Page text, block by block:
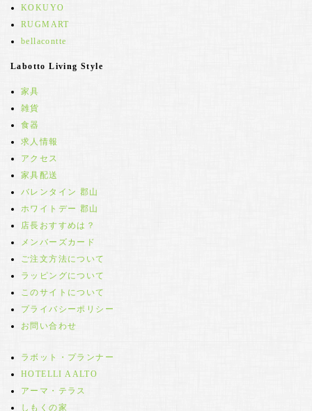
KOKUYO
RUGMART
bellacontte
Labotto Living Style
家具
雑貨
食器
求人情報
アクセス
家具配送
バレンタイン 郡山
ホワイトデー 郡山
店長おすすめは？
メンバーズカード
ご注文方法について
ラッピングについて
このサイトについて
プライバシーポリシー
お問い合わせ
ラボット・プランナー
HOTELLI AALTO
アーマ・テラス
しもくの家